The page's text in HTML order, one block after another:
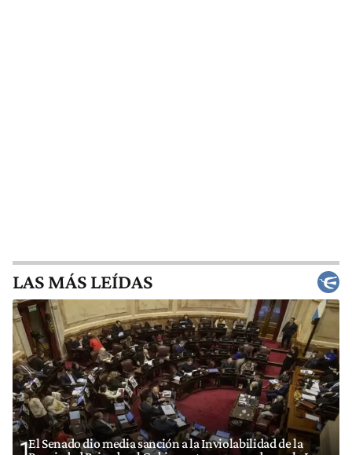
LAS MÁS LEÍDAS
El Senado dio media sanción a la Inviolabilidad de la